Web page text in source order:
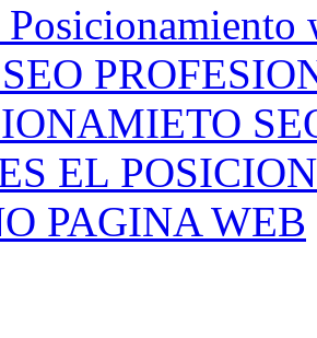
Posicionamiento
EL
PAGINA WEB